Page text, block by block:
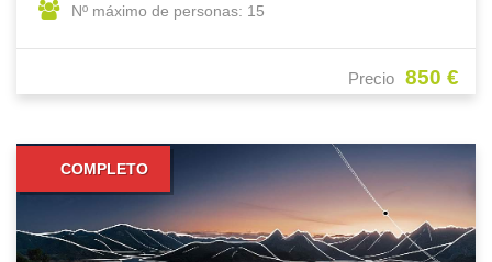
Precio 850 €
Nº máximo de personas: 15
COMPLETO